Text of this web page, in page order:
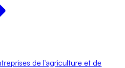
de l'agriculture et de